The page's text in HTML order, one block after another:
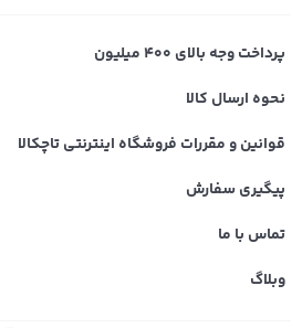
پرداخت وجه بالای 400 میلیون
نحوه ارسال کالا
قوانین و مقررات فروشگاه اینترنتی تاچکالا
پیگیری سفارش
تماس با ما
وبلاگ